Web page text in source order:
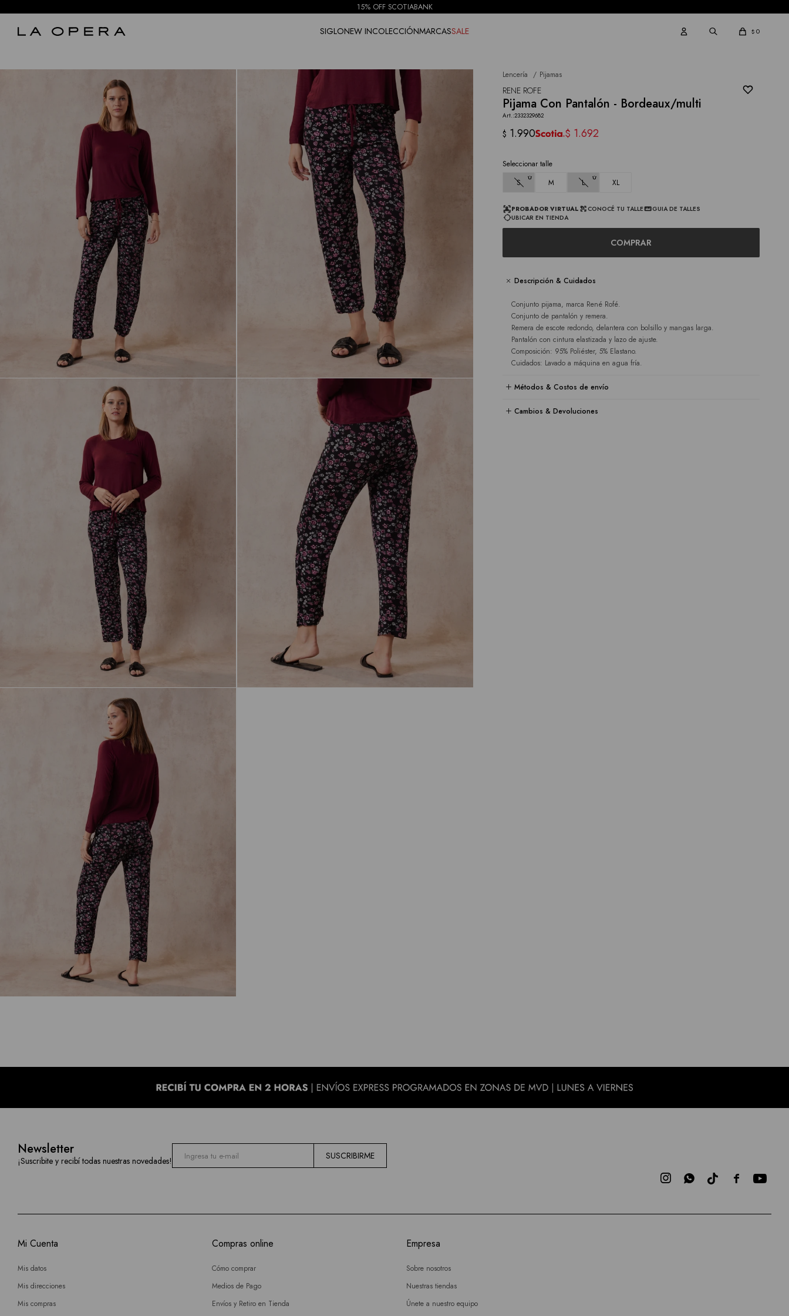
15% OFF SCOTIABANK
SIGLONEW INCOLECCIÓNMARCASSALE $ 0
Lencería Pijamas
RENE ROFE
Pijama Con Pantalón - Bordeaux/multi
2332329682
$ 1.990 $ 1.692
Seleccionar talle
S
M L XL
PROBADOR VIRTUAL CONOCÉ TU TALLE
GUIA DE TALLES
UBICAR EN TIENDA
COMPRAR
Descripción & Cuidados
Conjunto pijama, marca René Rofé.
Conjunto de pantalón y remera.
Remera de escote redondo, delantera con bolsillo y mangas larga.
Pantalón con cintura elastizada y lazo de ajuste.
Composición: 95% Poliéster, 5% Elastano.
Cuidados: Lavado a máquina en agua fría.
Métodos & Costos de envío
Cambios & Devoluciones
NOTIFICARME
Newsletter
¡Suscribite y recibí todas nuestras novedades! SUSCRIBIRME

 
Mi Cuenta
Mis datos
Mis direcciones
Mis compras
Compras online
Cómo comprar
Medios de Pago
Envíos y Retiro en Tienda
Empresa
Sobre nosotros
Nuestras tiendas
Únete a nuestro equipo